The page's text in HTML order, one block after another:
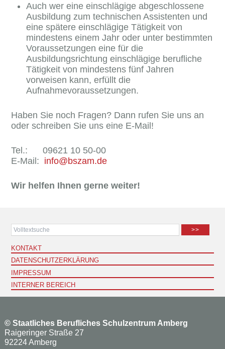
Auch wer eine einschlägige abgeschlossene
Ausbildung zum technischen Assis­tenten und
eine spätere einschlägige Tätigkeit von
mindestens einem Jahr oder unter bestimmten
Voraussetzungen eine für die
Ausbildungsrichtung einschlägige berufliche
Tätigkeit von mindestens fünf Jahren
vorweisen kann, erfüllt die
Aufnahmevoraussetzungen.
Haben Sie noch Fragen? Dann rufen Sie uns an
oder schreiben Sie uns eine E-Mail!
Tel.: 09621 10 50-00
E-Mail: info@bszam.de
Wir helfen Ihnen gerne weiter!
>>
KONTAKT
DATENSCHUTZERKLÄRUNG
IMPRESSUM
INTERNER BEREICH
© Staatliches Berufliches Schulzentrum Amberg
Raigeringer Straße 27
92224 Amberg